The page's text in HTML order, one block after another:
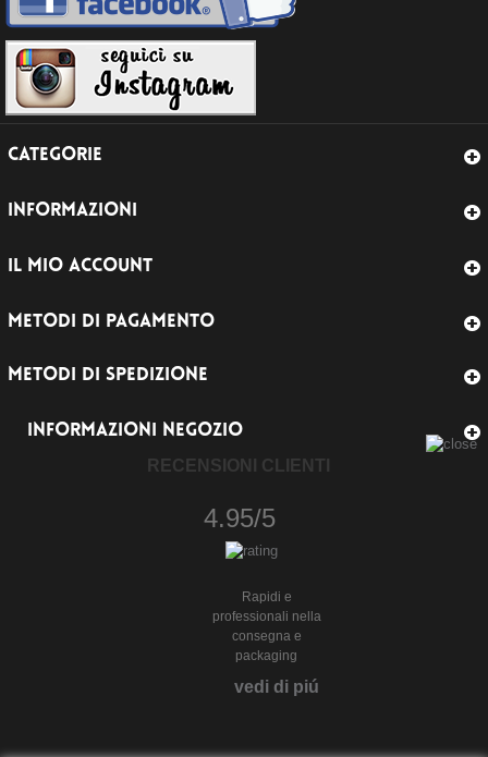
CATEGORIE
INFORMAZIONI
IL MIO ACCOUNT
METODI DI PAGAMENTO
METODI DI SPEDIZIONE
INFORMAZIONI NEGOZIO
RECENSIONI CLIENTI
4.95/5
Rapidi e
professionali nella
consegna e
packaging
vedi di piú